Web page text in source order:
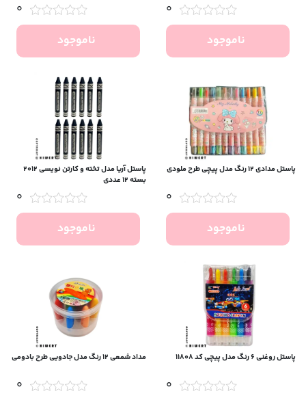
0
ناموجود
0
ناموجود
پاستل مدادی 12 رنگ مدل پیچی طرح ملودی
0
ناموجود
پاستل آریا مدل تخته و کارتن نویسی 2012
بسته 12 عددی
0
ناموجود
پاستل روغنی 6 رنگ مدل پیچی کد 11808
0
مداد شمعی 12 رنگ مدل جادویی طرح بادومی
0